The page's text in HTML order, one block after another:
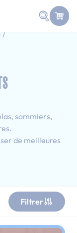
Faire
sommiers,
de meilleures
Filtrer